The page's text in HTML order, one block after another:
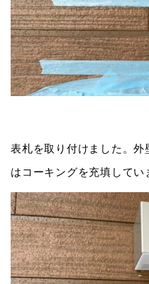
表札を取り付けました。外
はコーキングを充填してい